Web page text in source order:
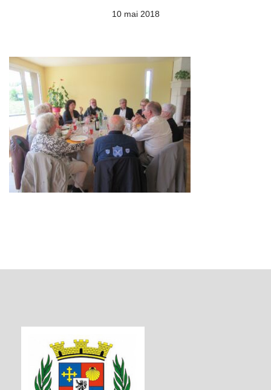
10 mai 2018